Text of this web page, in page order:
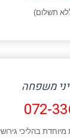
תשלום)
משפחה
072-
בהליכי